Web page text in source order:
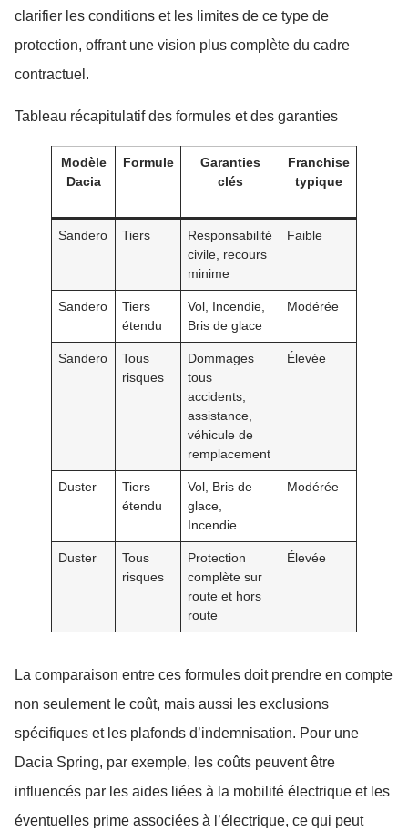
clarifier les conditions et les limites de ce type de
protection, offrant une vision plus complète du cadre
contractuel.
Tableau récapitulatif des formules et des garanties
Modèle
Dacia
Formule
Garanties
clés
Franchise
typique
Sandero Tiers
Responsabilité
civile, recours
minime
Faible
Sandero
Tiers
étendu
Vol, Incendie,
Bris de glace
Modérée
Sandero
Tous
risques
Dommages
tous
accidents,
assistance,
véhicule de
remplacement
Élevée
Duster
Tiers
étendu
Vol, Bris de
glace,
Incendie
Modérée
Duster
Tous
risques
Protection
complète sur
route et hors
route
Élevée
La comparaison entre ces formules doit prendre en compte
non seulement le coût, mais aussi les exclusions
spécifiques et les plafonds d’indemnisation. Pour une
Dacia Spring, par exemple, les coûts peuvent être
influencés par les aides liées à la mobilité électrique et les
éventuelles prime associées à l’électrique, ce qui peut